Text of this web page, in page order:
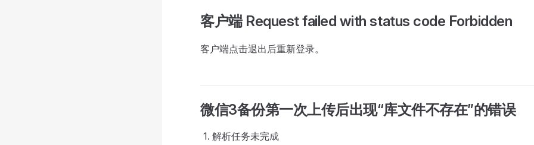
客户端 Request failed with status code Forbidden
客户端点击退出后重新登录。
微信3备份第一次上传后出现“库文件不存在”的错误
解析任务未完成